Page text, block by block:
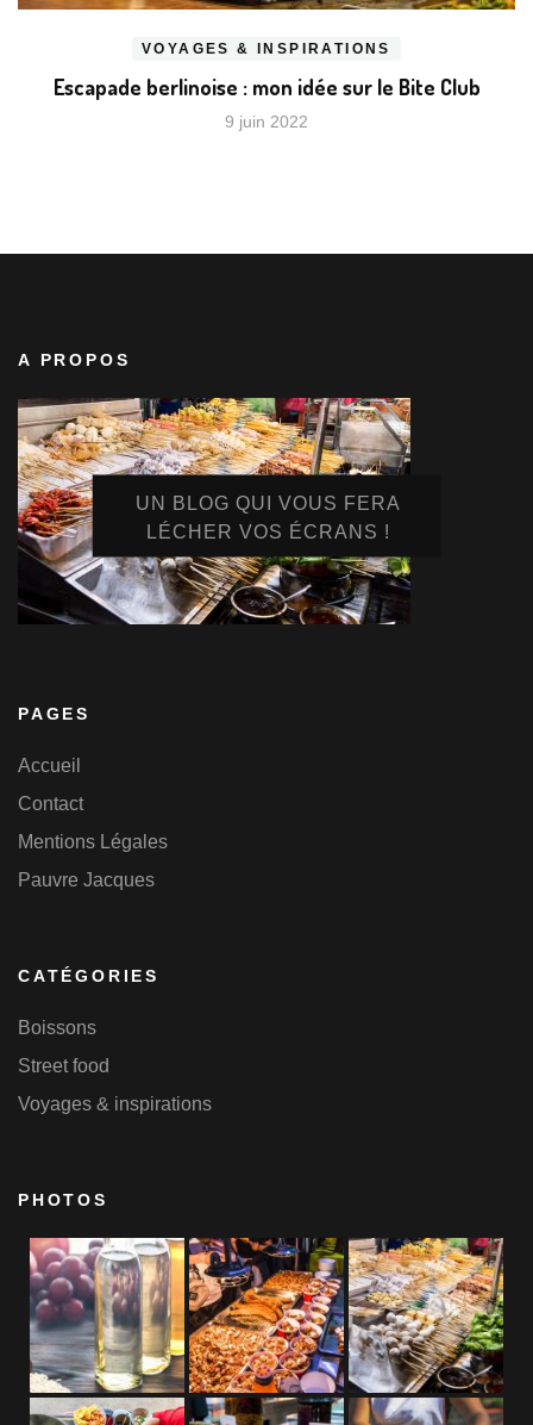
VOYAGES & INSPIRATIONS
Escapade berlinoise : mon idée sur le Bite Club
9 juin 2022
A PROPOS
UN BLOG QUI VOUS FERA
LÉCHER VOS ÉCRANS !
PAGES
Accueil
Contact
Mentions Légales
Pauvre Jacques
CATÉGORIES
Boissons
Street food
Voyages & inspirations
PHOTOS